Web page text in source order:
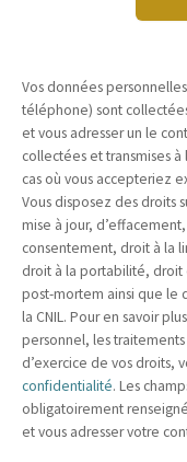
Vos données
téléphone) sont
et vous adresser un le
collectées et transmises
cas où vous accepteriez
Vous disposez des droits
mise à jour,
consentement, droit à la
droit à la portabilité, droit
post-mortem ainsi que le
la CNIL. Pour en savoir
personnel, les
d’exercice de vos droits,
confidentialité. Les
obligatoirement
et vous adresser votre